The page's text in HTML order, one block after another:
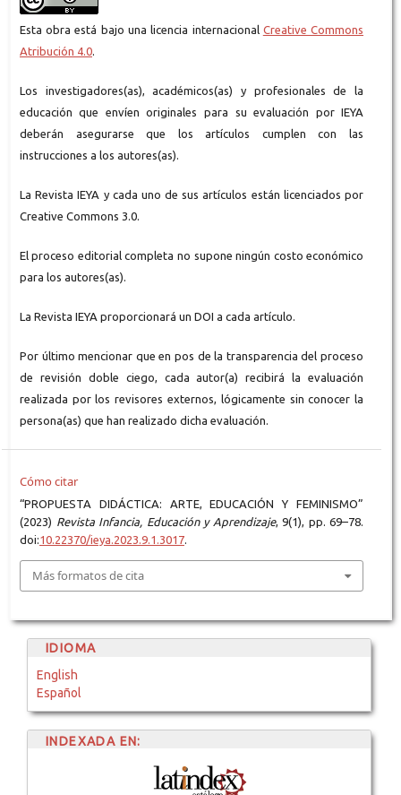
Esta obra está bajo una licencia internacional Creative Commons
Atribución 4.0.
Los investigadores(as), académicos(as) y profesionales de la
educación que envíen originales para su evaluación por IEYA
deberán asegurarse que los artículos cumplen con las
instrucciones a los autores(as).
La Revista IEYA y cada uno de sus artículos están licenciados por
Creative Commons 3.0.
El proceso editorial completa no supone ningún costo económico
para los autores(as).
La Revista IEYA proporcionará un DOI a cada artículo.
Por último mencionar que en pos de la transparencia del proceso
de revisión doble ciego, cada autor(a) recibirá la evaluación
realizada por los revisores externos, lógicamente sin conocer la
persona(as) que han realizado dicha evaluación.
Cómo citar
“PROPUESTA DIDÁCTICA: ARTE, EDUCACIÓN Y FEMINISMO”
(2023) Revista Infancia, Educación y Aprendizaje, 9(1), pp. 69–78.
doi:10.22370/ieya.2023.9.1.3017.
Más formatos de cita
IDIOMA
English
Español
INDEXADA EN: